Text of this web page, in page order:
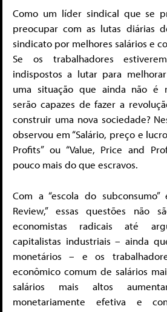
Como um líder sindical que se
preocupar com as lutas diárias
sindicato por melhores salários e
Se os trabalhadores
indispostos a lutar para
uma situação que ainda não é
serão capazes de fazer a
construir uma nova sociedade?
observou em “Salário, preço e
Profits” ou “Value, Price and
pouco mais do que escravos.
Com a “escola do
Review,” essas questões não
economistas radicais até
capitalistas industriais – ainda
monetários – e os
econômico comum de salários
salários mais altos
monetariamente efetiva e